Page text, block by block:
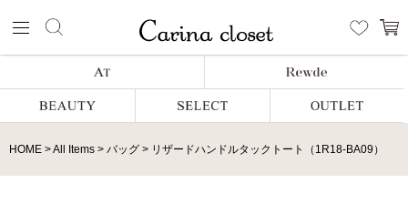
HOME All Items バッグ リザードハンドルタックトート（1R18-BA09）